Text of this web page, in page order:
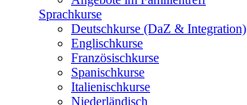
Sprachkurse
Deutschkurse (DaZ & Integration)
Englischkurse
Französischkurse
Spanischkurse
Italienischkurse
Niederländisch